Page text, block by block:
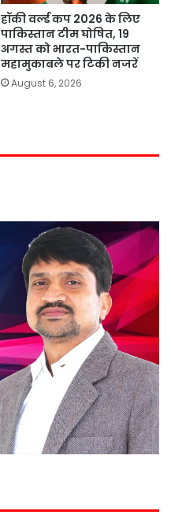
हॉकी वर्ल्ड कप 2026 के लिए
पाकिस्तान टीम घोषित, 19
अगस्त को भारत-पाकिस्तान
महामुकाबले पर टिकी नजरें
August 6, 2026